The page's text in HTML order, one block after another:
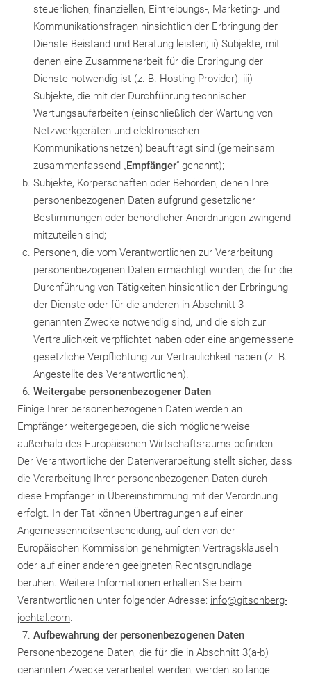
steuerlichen, finanziellen, Eintreibungs-, Marketing- und
Kommunikationsfragen hinsichtlich der Erbringung der
Dienste Beistand und Beratung leisten; ii) Subjekte, mit
denen eine Zusammenarbeit für die Erbringung der
Dienste notwendig ist (z. B. Hosting-Provider); iii)
Subjekte, die mit der Durchführung technischer
Wartungsaufarbeiten (einschließlich der Wartung von
Netzwerkgeräten und elektronischen
Kommunikationsnetzen) beauftragt sind (gemeinsam
zusammenfassend „Empfänger“ genannt);
Subjekte, Körperschaften oder Behörden, denen Ihre
personenbezogenen Daten aufgrund gesetzlicher
Bestimmungen oder behördlicher Anordnungen zwingend
mitzuteilen sind;
Personen, die vom Verantwortlichen zur Verarbeitung
personenbezogenen Daten ermächtigt wurden, die für die
Durchführung von Tätigkeiten hinsichtlich der Erbringung
der Dienste oder für die anderen in Abschnitt 3
genannten Zwecke notwendig sind, und die sich zur
Vertraulichkeit verpflichtet haben oder eine angemessene
gesetzliche Verpflichtung zur Vertraulichkeit haben (z. B.
Angestellte des Verantwortlichen).
Weitergabe personenbezogener Daten
Einige Ihrer personenbezogenen Daten werden an
Empfänger weitergegeben, die sich möglicherweise
außerhalb des Europäischen Wirtschaftsraums befinden.
Der Verantwortliche der Datenverarbeitung stellt sicher, dass
die Verarbeitung Ihrer personenbezogenen Daten durch
diese Empfänger in Übereinstimmung mit der Verordnung
erfolgt. In der Tat können Übertragungen auf einer
Angemessenheitsentscheidung, auf den von der
Europäischen Kommission genehmigten Vertragsklauseln
oder auf einer anderen geeigneten Rechtsgrundlage
beruhen. Weitere Informationen erhalten Sie beim
Verantwortlichen unter folgender Adresse: info@gitschberg-
jochtal.com.
Aufbewahrung der personenbezogenen Daten
Personenbezogene Daten, die für die in Abschnitt 3(a-b)
genannten Zwecke verarbeitet werden, werden so lange